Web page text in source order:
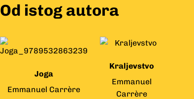
Od istog autora
Joga
Emmanuel Carrère
Kraljevstvo
Emmanuel
Carrère